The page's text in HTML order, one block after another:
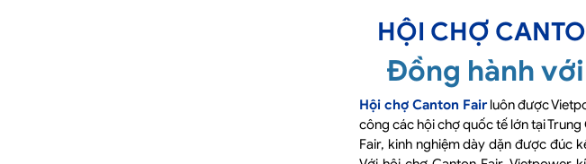
HỘI CHỢ
Đồng hành
Hội chợ Canton Fair luôn được
công các hội chợ quốc tế lớn tại
Fair, kinh nghiệm dày dặn được đúc